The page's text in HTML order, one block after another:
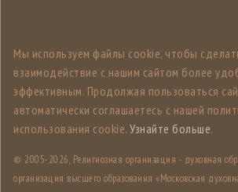
Мы используем файлы cookie, чтобы
взаимодействие с нашим сайтом более
эффективным. Продолжая пользоваться
автоматически соглашаетесь с нашей
использования cookie. Узнайте больше.
© 2005-2026, Религиозная организация - духовная
организация высшего образования «Московская